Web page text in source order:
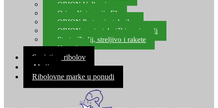
ORION Vulkani
Orion Kategorija F1
ORION Party pirotehnika
ORION nepirotehnički proizvodi
Start pištolji, streljivo i rakete
Kontakt
Savjeti za ribolov
Akcija
Ribolovne marke u ponudi